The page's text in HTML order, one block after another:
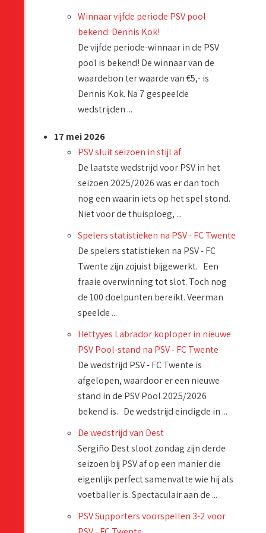
Winnaar vijfde periode PSV pool
bekend: Dennis Kok!
De vijfde periode-winnaar in de PSV
pool is bekend! De winnaar van de
waardebon ter waarde van €5,- is
Dennis Kok. Na 7 gespeelde
wedstrijden ...
17 mei 2026
PSV sluit seizoen in stijl af
De laatste wedstrijd voor PSV in het
seizoen 2025/2026 was er dan toch
nog een waarin iets op het spel stond.
Niet voor de thuisploeg, ...
Spelers statistieken na PSV - FC Twente
De spelers statistieken na PSV - FC
Twente zijn zojuist bijgewerkt. Een
fraaie overwinning tot slot. Toch nog
de 100 doelpunten bereikt. Veerman
speelde ...
Hettyyes Labrador koploper in nieuwe
PSV Pool-stand na PSV - FC Twente
De wedstrijd PSV - FC Twente is
afgelopen, waardoor er een nieuwe
stand in de PSV Pool 2025/2026
bekend is. De wedstrijd eindigde in ...
De wedstrijd van Dest
Sergiño Dest sloot zondag zijn derde
seizoen bij PSV af op een manier die
eigenlijk perfect samenvatte wie hij als
voetballer is. Spectaculair aan de ...
PSV Supporters voorspellen 3-2 voor